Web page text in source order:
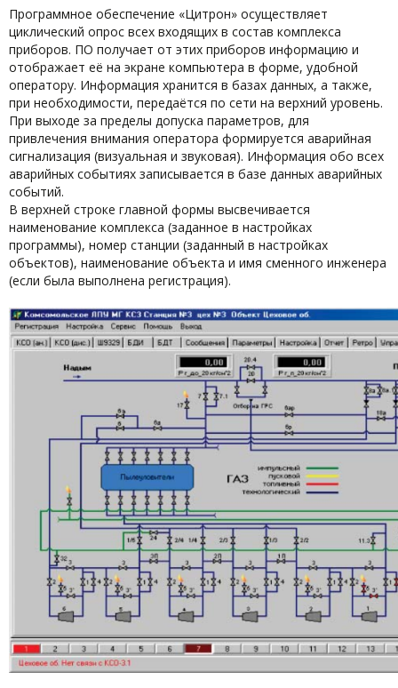
Программное обеспечение «Цитрон» осуществляет
циклический опрос всех входящих в состав комплекса
приборов. ПО получает от этих приборов информацию и
отображает её на экране компьютера в форме, удобной
оператору. Информация хранится в базах данных, а также,
при необходимости, передаётся по сети на верхний уровень.
При выходе за пределы допуска параметров, для
привлечения внимания оператора формируется аварийная
сигнализация (визуальная и звуковая). Информация обо всех
аварийных событиях записывается в базе данных аварийных
событий.
В верхней строке главной формы высвечивается
наименование комплекса (заданное в настройках
программы), номер станции (заданный в настройках
объектов), наименование объекта и имя сменного инженера
(если была выполнена регистрация).